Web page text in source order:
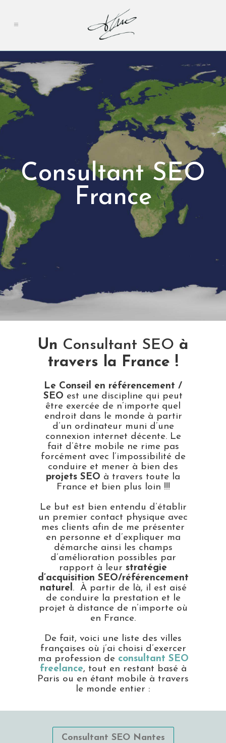
Consultant SEO
France
Un Consultant SEO à
travers la France !
Le Conseil en référencement /
SEO est une discipline qui peut
être exercée de n’importe quel
endroit dans le monde à partir
d’un ordinateur muni d’une
connexion internet décente. Le
fait d’être mobile ne rime pas
forcément avec l’impossibilité de
conduire et mener à bien des
projets SEO à travers toute la
France et bien plus loin !!!
Le but est bien entendu d’établir
un premier contact physique avec
mes clients afin de me présenter
en personne et d’expliquer ma
démarche ainsi les champs
d’amélioration possibles par
rapport à leur stratégie
d’acquisition SEO/référencement
naturel. À partir de là, il est aisé
de conduire la prestation et le
projet à distance de n’importe où
en France.
De fait, voici une liste des villes
françaises où j’ai choisi d’exercer
ma profession de consultant SEO
freelance, tout en restant basé à
Paris ou en étant mobile à travers
le monde entier :
Consultant SEO Nantes